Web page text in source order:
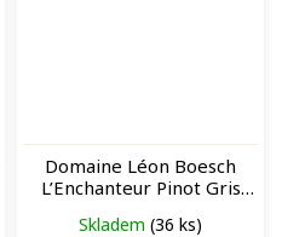
Domaine Léon Boesch
L’Enchanteur Pinot Gris
Skladem (36 ks)